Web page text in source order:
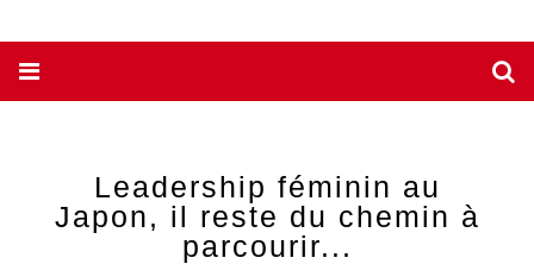
Leadership féminin au
Japon, il reste du chemin à
parcourir...